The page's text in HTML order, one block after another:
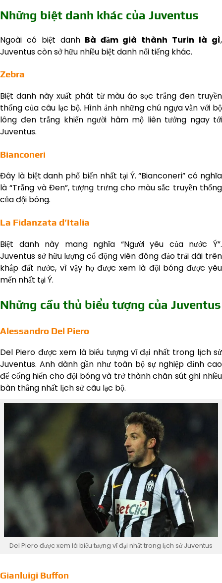
Những biệt danh khác của Juventus
Ngoài có biệt danhBà đầm già thành Turin là gì,
Juventus còn sở hữu nhiều biệt danh nổi tiếng khác.
Zebra
Biệt danh này xuất phát từ màu áo sọc trắng đen truyền
thống của câu lạc bộ. Hình ảnh những chú ngựa vằn với bộ
lông đen trắng khiến người hâm mộ liên tưởng ngay tới
Juventus.
Bianconeri
Đây là biệt danh phổ biến nhất tại Ý. “Bianconeri” có nghĩa
là “Trắng và Đen”, tượng trưng cho màu sắc truyền thống
của đội bóng.
La Fidanzata d’Italia
Biệt danh này mang nghĩa “Người yêu của nước Ý”.
Juventus sở hữu lượng cổ động viên đông đảo trải dài trên
khắp đất nước, vì vậy họ được xem là đội bóng được yêu
mến nhất tại Ý.
Những cầu thủ biểu tượng của Juventus
Alessandro Del Piero
Del Piero được xem là biểu tượng vĩ đại nhất trong lịch sử
Juventus. Anh dành gần như toàn bộ sự nghiệp đỉnh cao
để cống hiến cho đội bóng và trở thành chân sút ghi nhiều
bàn thắng nhất lịch sử câu lạc bộ.
Del Piero được xem là biểu tượng vĩ đại nhất trong lịch sử Juventus
Gianluigi Buffon